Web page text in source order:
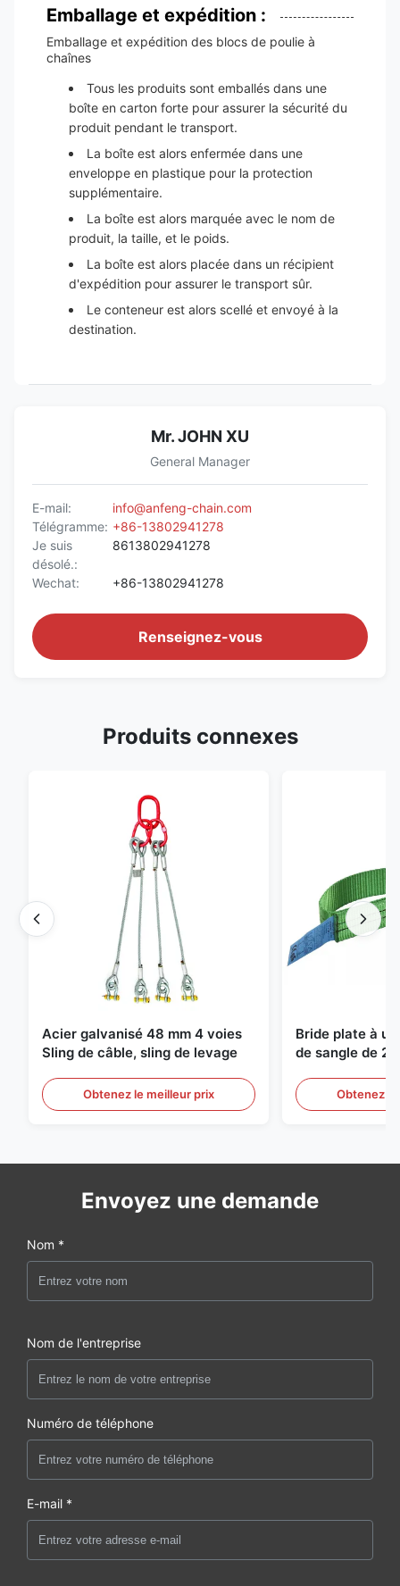
Emballage et expédition :
Emballage et expédition des blocs de poulie à
chaînes
Tous les produits sont emballés dans une
boîte en carton forte pour assurer la sécurité du
produit pendant le transport.
La boîte est alors enfermée dans une
enveloppe en plastique pour la protection
supplémentaire.
La boîte est alors marquée avec le nom de
produit, la taille, et le poids.
La boîte est alors placée dans un récipient
d'expédition pour assurer le transport sûr.
Le conteneur est alors scellé et envoyé à la
destination.
Mr. JOHN XU
General Manager
E-mail:
info@anfeng-chain.com
Télégramme: +86-13802941278
Je suis
désolé.:
8613802941278
Wechat: +86-13802941278
Renseignez-vous
Produits connexes
Acier galvanisé 48 mm 4 voies
Sling de câble, sling de levage
Obtenez le meilleur prix
Bride plate à
de sangle de 2
Obtenez
Envoyez une demande
Nom *
Nom de l'entreprise
Numéro de téléphone
E-mail *